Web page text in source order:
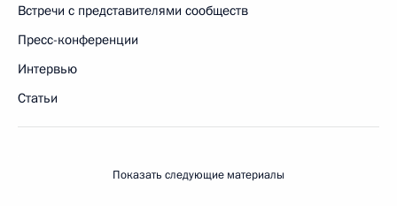
Встречи с представителями сообществ
Пресс-конференции
Интервью
Статьи
Показать следующие материалы